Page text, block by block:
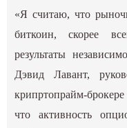
«Я считаю, что
биткоин, скорее
результаты
Дэвид Лавант,
крипртопрайм-
что активность